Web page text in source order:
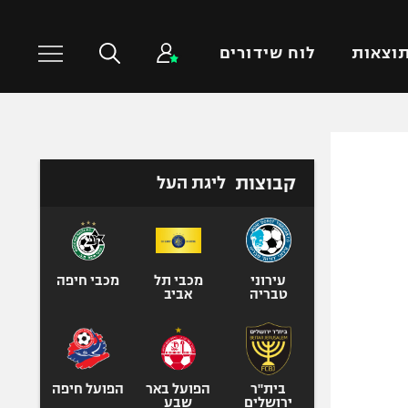
תוצאות לוח שידורים
טניס
כדורעף
ספורט אולימפי
קבוצות ליגת העל
עירוני
טבריה
מכבי תל
אביב
מכבי חיפה
בית"ר
ירושלים
הפועל באר
שבע
הפועל חיפה